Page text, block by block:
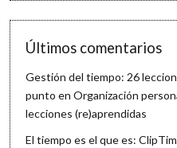
Últimos comentarios
Gestión del tiempo: 26
punto enOrganización
lecciones (re)aprendidas
El tiempo es el que es: